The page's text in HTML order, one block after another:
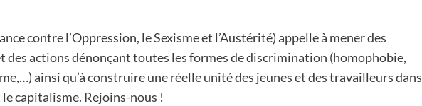
contre l’Oppression, le Sexisme et l’Austérité) appelle à mener des
des actions dénonçant toutes les formes de discrimination (homophobie,
ainsi qu’à construire une réelle unité des jeunes et des travailleurs dans
capitalisme. Rejoins-nous !